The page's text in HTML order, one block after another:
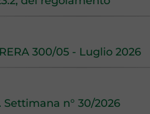
300/05 - Luglio 2026
n° 30/2026